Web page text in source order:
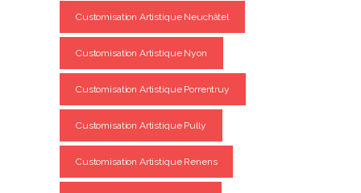
Customisation Artistique Neuchâtel
Customisation Artistique Nyon
Customisation Artistique Porrentruy
Customisation Artistique Pully
Customisation Artistique Renens